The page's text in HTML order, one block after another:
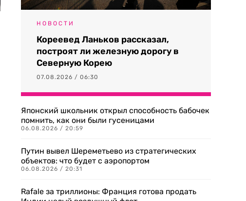
НОВОСТИ
Кореевед Ланьков рассказал,
построят ли железную дорогу в
Северную Корею
07.08.2026 / 06:30
Японский школьник открыл способность бабочек
помнить, как они были гусеницами
06.08.2026 / 20:59
Путин вывел Шереметьево из стратегических
объектов: что будет с аэропортом
06.08.2026 / 20:31
Rafale за триллионы: Франция готова продать